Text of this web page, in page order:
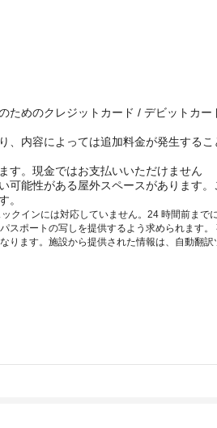
めのクレジットカード / デビットカ
内容によっては追加料金が発生する
す。現金ではお支払いいただけません
能性がある屋外スペースがあります
。
クインには対応していません。24 時間前まで
ポートの写しを提供するよう求められます
ます。施設から提供された情報は、自動翻